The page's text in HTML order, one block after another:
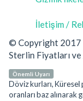
İletişim /
© Copyright 2017
Sterlin Fiyatları
Önemli Uyarı
Döviz kurları,
oranları baz alınarak